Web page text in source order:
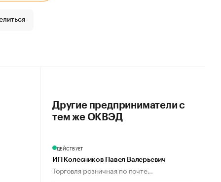
Другие предприниматели с
тем же ОКВЭД
ДЕЙСТВУЕТ
ИП Колесников Павел Валерьевич
Торговля розничная по почте...